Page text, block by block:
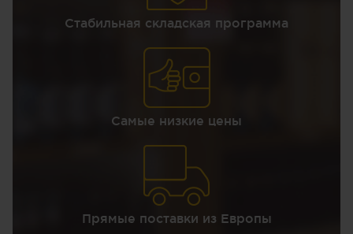
Стабильная складская программа
Самые низкие цены
Прямые поставки из Европы